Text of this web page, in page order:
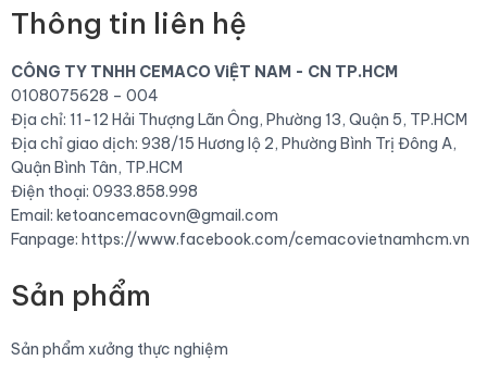
Thông tin liên hệ
CÔNG TY TNHH CEMACO ViỆT NAM - CN TP.HCM
0108075628 – 004
Địa chỉ: 11-12 Hải Thượng Lãn Ông, Phường 13, Quận 5, TP.HCM
Địa chỉ giao dịch: 938/15 Hương lộ 2, Phường Bình Trị Đông A,
Quận Bình Tân, TP.HCM
Điện thoại: 0933.858.998
Email: ketoancemacovn@gmail.com
Fanpage: https://www.facebook.com/cemacovietnamhcm.vn
Sản phẩm
Sản phẩm xưởng thực nghiệm